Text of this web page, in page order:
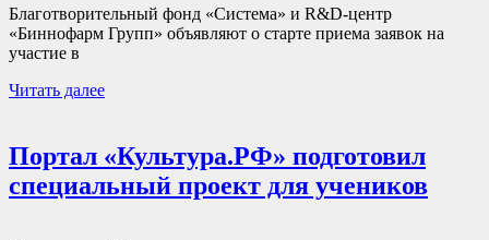
Благотворительный фонд «Система» и R&D-центр
«Биннофарм Групп» объявляют о старте приема заявок на
участие в
Читать далее
Портал «Культура.РФ» подготовил
специальный проект для учеников